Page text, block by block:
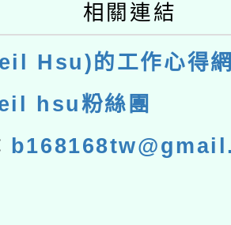
相關連結
Hsu)的工作心得
hsu粉絲團